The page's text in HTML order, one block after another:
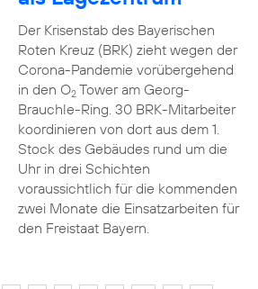
Der Krisenstab des Bayerischen
Roten Kreuz (BRK) zieht wegen der
Corona-Pandemie vorübergehend
in den O2Tower am Georg-
Brauchle-Ring. 30 BRK-Mitarbeiter
koordinieren von dort aus dem 1.
Stock des Gebäudes rund um die
Uhr in drei Schichten
voraussichtlich für die kommenden
zwei Monate die Einsatzarbeiten für
den Freistaat Bayern.